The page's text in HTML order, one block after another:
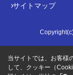
サイトマップ
当サイトでは、お客様
して、クッキー（